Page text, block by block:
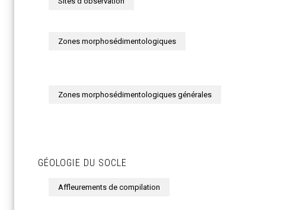
Zones morphosédimentologiques
Zones morphosédimentologiques générales
GÉOLOGIE DU SOCLE
Affleurements de compilation